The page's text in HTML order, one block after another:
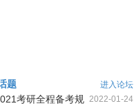
题
进入论坛
2022-01-24
考研全程备考规